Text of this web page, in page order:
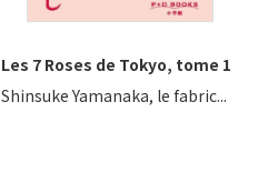
Les 7 Roses de Tokyo, tome 1
Shinsuke Yamanaka, le fabric...